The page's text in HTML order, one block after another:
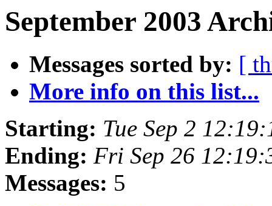
September 2003
Messages sorted by: [
More info on this list...
Starting: Tue Sep 2
Ending: Fri Sep 26
Messages: 5